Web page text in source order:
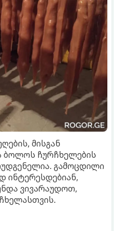
მისგან
ბოლოს ჩურჩხელების
გამოცდილი
ინტერესდებიან,
ვივარაუდოთ,